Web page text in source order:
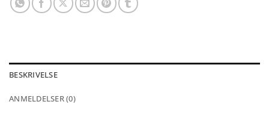
BESKRIVELSE
ANMELDELSER (0)